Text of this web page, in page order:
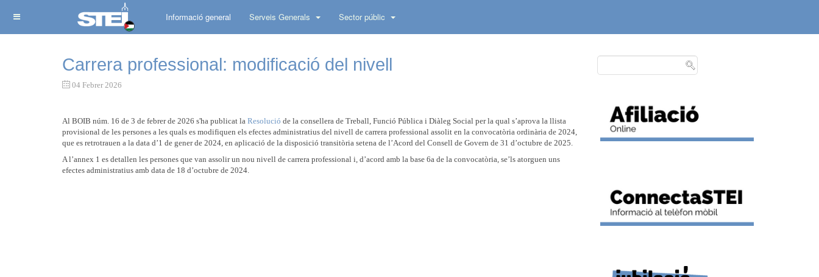
Informació general Serveis Generals Sector públic
Carrera professional: modificació del nivell
04 Febrer 2026
Al BOIB núm. 16 de 3 de febrer de 2026 s'ha publicat la Resolució de la consellera de Treball, Funció Pública i Diàleg Social per la qual s’aprova la llista
provisional de les persones a les quals es modifiquen els efectes administratius del nivell de carrera professional assolit en la convocatòria ordinària de 2024,
que es retrotrauen a la data d’1 de gener de 2024, en aplicació de la disposició transitòria setena de l’Acord del Consell de Govern de 31 d’octubre de 2025.
A l’annex 1 es detallen les persones que van assolir un nou nivell de carrera professional i, d’acord amb la base 6a de la convocatòria, se’ls atorguen uns
efectes administratius amb data de 18 d’octubre de 2024.